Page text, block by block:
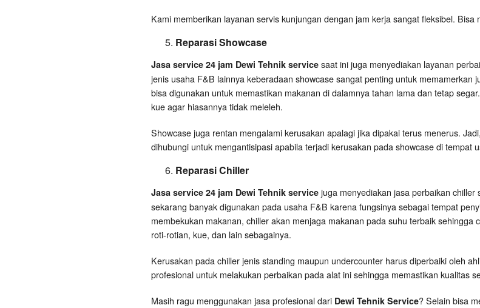
Kami memberikan layanan servis kunjungan dengan jam kerja sangat fleksibel.
Reparasi Showcase
Jasa service 24 jam Dewi Tehnik service saat ini juga menyediakan layanan
jenis usaha F&B lainnya keberadaan showcase sangat penting untuk
bisa digunakan untuk memastikan makanan di dalamnya tahan lama dan tetap
kue agar hiasannya tidak meleleh.
Showcase juga rentan mengalami kerusakan apalagi jika dipakai terus menerus.
dihubungi untuk mengantisipasi apabila terjadi kerusakan pada showcase di tempat
Reparasi Chiller
Jasa service 24 jam Dewi Tehnik service juga menyediakan jasa perbaikan
sekarang banyak digunakan pada usaha F&B karena fungsinya sebagai tempat
membekukan makanan, chiller akan menjaga makanan pada suhu terbaik
roti-rotian, kue, dan lain sebagainya.
Kerusakan pada chiller jenis standing maupun undercounter harus diperbaiki oleh
profesional untuk melakukan perbaikan pada alat ini sehingga memastikan kualitas
Masih ragu menggunakan jasa profesional dari Dewi Tehnik Service? Selain bisa